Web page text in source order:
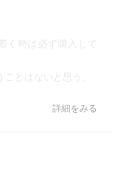
く時は必ず購入して
とはないと思う。
詳細をみる